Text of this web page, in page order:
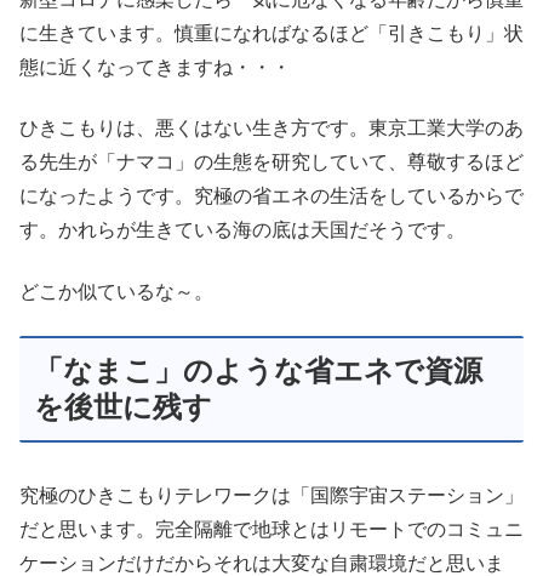
に生きています。慎重になればなるほど「引きこもり」状
態に近くなってきますね・・・
ひきこもりは、悪くはない生き方です。東京工業大学のあ
る先生が「ナマコ」の生態を研究していて、尊敬するほど
になったようです。究極の省エネの生活をしているからで
す。かれらが生きている海の底は天国だそうです。
どこか似ているな～。
「なまこ」のような省エネで資源
を後世に残す
究極のひきこもりテレワークは「国際宇宙ステーション」
だと思います。完全隔離で地球とはリモートでのコミュニ
ケーションだけだからそれは大変な自粛環境だと思いま